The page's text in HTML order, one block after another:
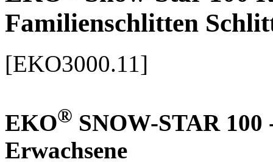
Familienschlitten
[EKO3000.11]
EKO® SNOW-STAR
Erwachsene